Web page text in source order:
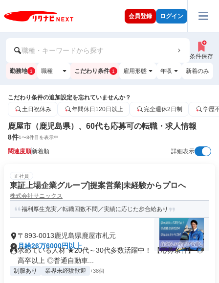
会員登録 ログイン
職種・キーワードから探す
条件保存
勤務地 1 職種 こだわり条件 1 雇用形態 年収 新着のみ
こだわり条件の追加設定を忘れていませんか？
土日祝休み
年間休日120日以上 完全週休2日制 学歴
鹿屋市（鹿児島県）、60代も応募可の転職・求人情報
8件1〜8件目を表示中
関連度順新着順 詳細表示
正社員
東証上場企業グループ|提案営業|未経験からプロへ
株式会社サニックス
福利厚生充実／転職回数不問／実績に応じた歩合給あり
〒893-0013鹿児島県鹿屋市札元
月給26万6000円以上
求めている人材 ★20代～30代多数活躍中！ 【応募条件】 ◎
高卒以上 ◎普通自動車...
制服あり 業界未経験歓迎 +38個